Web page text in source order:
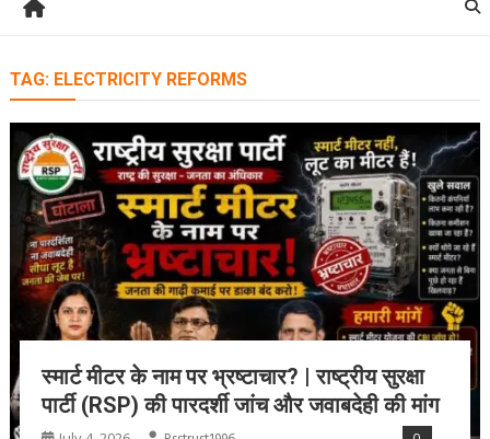
TAG: ELECTRICITY REFORMS
स्मार्ट मीटर के नाम पर भ्रष्टाचार? | राष्ट्रीय सुरक्षा
पार्टी (RSP) की पारदर्शी जांच और जवाबदेही की मांग